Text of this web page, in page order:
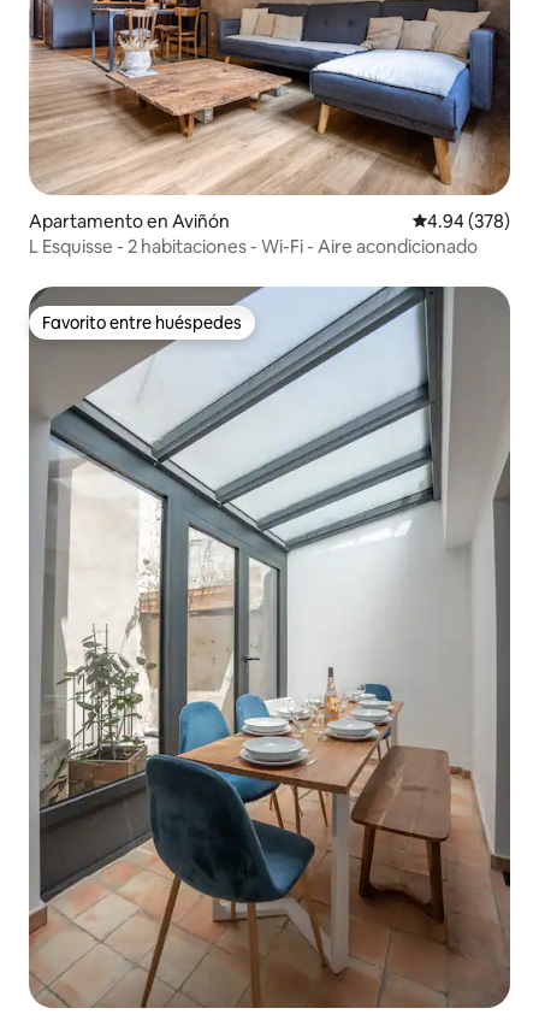
Apartamento en Aviñón Calificación
4.94 (378)
L Esquisse - 2 habitaciones - Wi-Fi - Aire acondicionado
Favorito entre huéspedes
Favorito entre huéspedes